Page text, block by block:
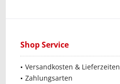
Shop Service
Versandkosten & Lieferzeiten
Zahlungsarten